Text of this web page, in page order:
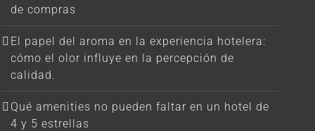
de compras
El papel del aroma en la experiencia hotelera:
cómo el olor influye en la percepción de
calidad.
Qué amenities no pueden faltar en un hotel de
4 y 5 estrellas